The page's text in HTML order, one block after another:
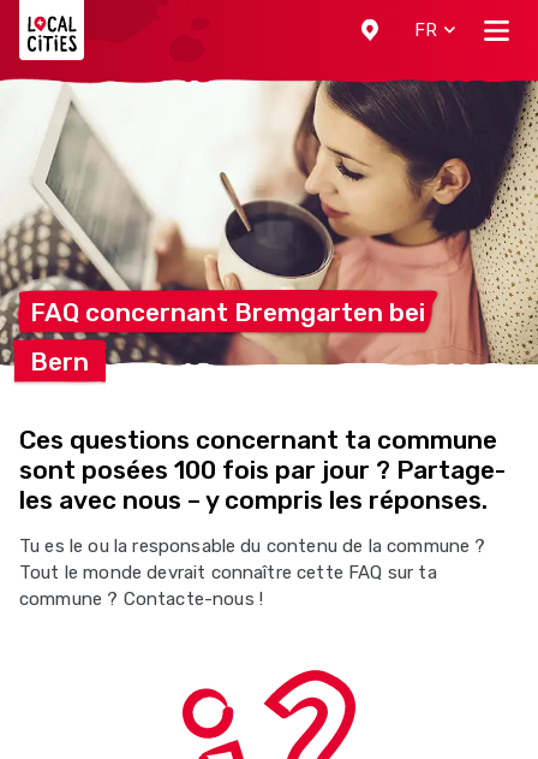
FR
FAQ concernant Bremgarten bei
Bern
Ces questions concernant ta commune
sont posées 100 fois par jour ? Partage-
les avec nous – y compris les réponses.
Tu es le ou la responsable du contenu de la commune ?
Tout le monde devrait connaître cette FAQ sur ta
commune ? Contacte-nous !